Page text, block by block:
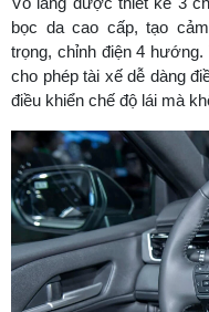
bọc da cao cấp, tạo
trọng, chỉnh điện 4
cho phép tài xế dễ dàng
điều khiển chế độ lái mà